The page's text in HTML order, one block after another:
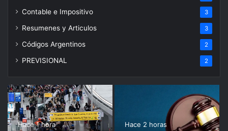
Contable e Impositivo 3
Resumenes y Articulos 3
Códigos Argentinos 2
PREVISIONAL 2
Hace 1 hora Hace 2 horas